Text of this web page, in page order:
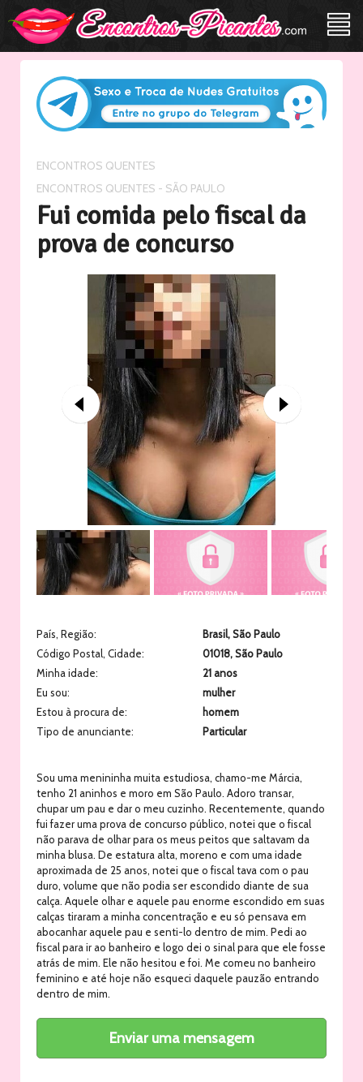
ENCONTROS QUENTES
ENCONTROS QUENTES - SÃO PAULO
Fui comida pelo fiscal da
prova de concurso
País, Região: Brasil,São Paulo
Código Postal, Cidade:
01018,São Paulo
Minha idade:
21 anos
Eu sou:
mulher
Estou à procura de:
homem
Tipo de anunciante:
Particular
Sou uma menininha muita estudiosa, chamo-me Márcia,
tenho 21 aninhos e moro em São Paulo. Adoro transar,
chupar um pau e dar o meu cuzinho. Recentemente, quando
fui fazer uma prova de concurso público, notei que o fiscal
não parava de olhar para os meus peitos que saltavam da
minha blusa. De estatura alta, moreno e com uma idade
aproximada de 25 anos, notei que o fiscal tava com o pau
duro, volume que não podia ser escondido diante de sua
calça. Aquele olhar e aquele pau enorme escondido em suas
calças tiraram a minha concentração e eu só pensava em
abocanhar aquele pau e senti-lo dentro de mim. Pedi ao
fiscal para ir ao banheiro e logo dei o sinal para que ele fosse
atrás de mim. Ele não hesitou e foi. Me comeu no banheiro
feminino e até hoje não esqueci daquele pauzão entrando
dentro de mim.